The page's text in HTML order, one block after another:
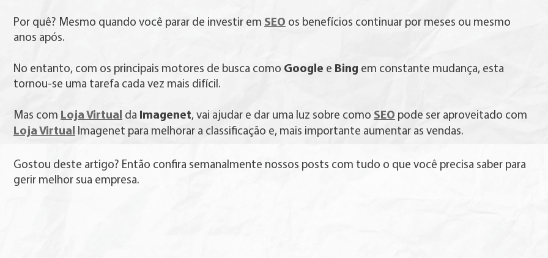
Por quê? Mesmo quando você parar de investir em SEO os benefícios continuar por meses ou mesmo
anos após.
No entanto, com os principais motores de busca como Google e Bing em constante mudança, esta
tornou-se uma tarefa cada vez mais difícil.
Mas com Loja Virtual da Imagenet, vai ajudar e dar uma luz sobre como SEO pode ser aproveitado com
Loja Virtual Imagenet para melhorar a classificação e, mais importante aumentar as vendas.
Gostou deste artigo? Então confira semanalmente nossos posts com tudo o que você precisa saber para
gerir melhor sua empresa.